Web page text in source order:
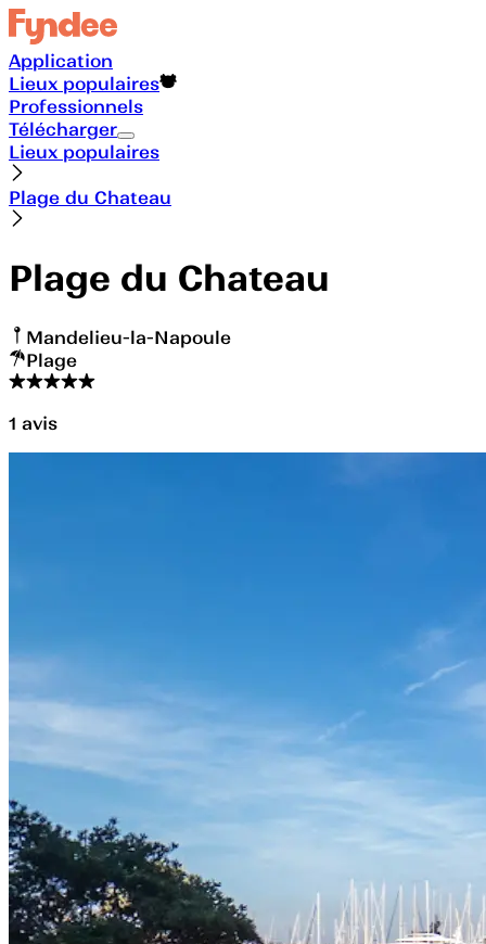
Application
Lieux populaires
Professionnels
Télécharger
Lieux populaires
Plage du Chateau
Plage du Chateau
Mandelieu-la-Napoule
Plage
1 avis